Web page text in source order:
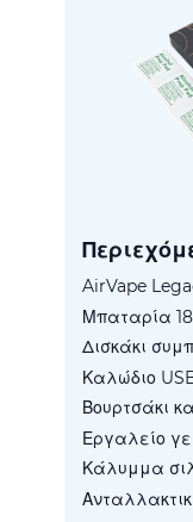
AirVape
Μπαταρία
Δισκάκι
Καλώδιο
Βουρτσάκι
Εργαλείο
Κάλυμμα